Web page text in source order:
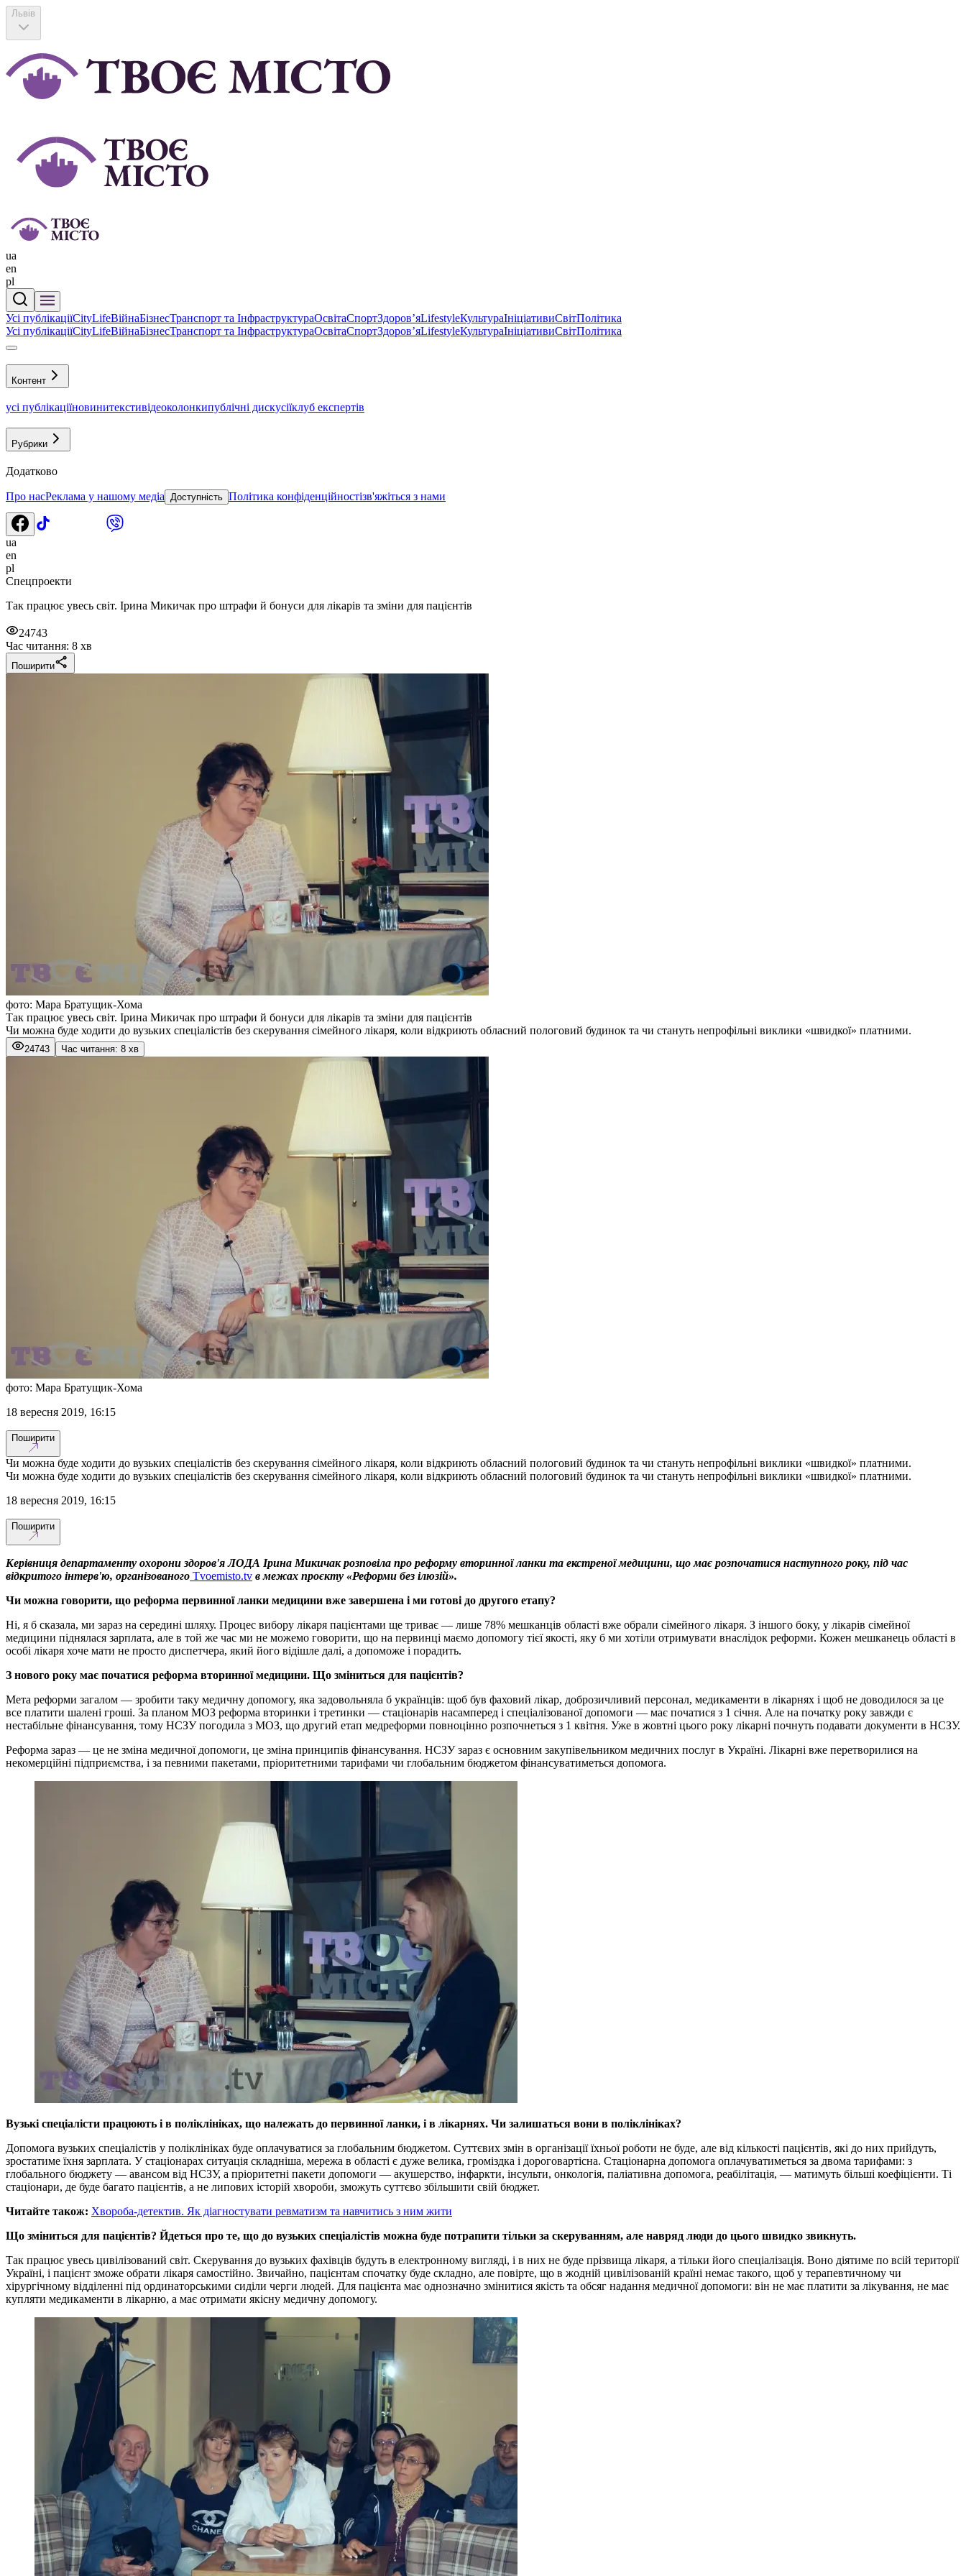
Львів
ua
en
pl
Усі публікаціїCityLifeВійнаБізнесТранспорт та ІнфраструктураОсвітаСпортЗдоровʼяLifestyleКультураІніціативиСвітПолітика
Усі публікаціїCityLifeВійнаБізнесТранспорт та ІнфраструктураОсвітаСпортЗдоровʼяLifestyleКультураІніціативиСвітПолітика
Контент
усі публікаціїновинитекстивідеоколонкипублічні дискусіїклуб експертів
Рубрики
Додатково
Про насРеклама у нашому медіа Доступність Політика конфіденційностізв'яжіться з нами
ua
en
pl
Спецпроекти
Так працює увесь світ. Ірина Микичак про штрафи й бонуси для лікарів та зміни для пацієнтів
24743
Час читання: 8 хв
Поширити
фото: Мара Братущик-Хома
Так працює увесь світ. Ірина Микичак про штрафи й бонуси для лікарів та зміни для пацієнтів
Чи можна буде ходити до вузьких спеціалістів без скерування сімейного лікаря, коли відкриють обласний пологовий будинок та чи стануть непрофільні виклики «швидкої» платними.
24743 Час читання: 8 хв
фото: Мара Братущик-Хома
18 вересня 2019, 16:15
Поширити
Чи можна буде ходити до вузьких спеціалістів без скерування сімейного лікаря, коли відкриють обласний пологовий будинок та чи стануть непрофільні виклики «швидкої» платними.
Чи можна буде ходити до вузьких спеціалістів без скерування сімейного лікаря, коли відкриють обласний пологовий будинок та чи стануть непрофільні виклики «швидкої» платними.
18 вересня 2019, 16:15
Поширити
Керівниця департаменту охорони здоров'я ЛОДА Ірина Микичак розповіла про реформу вторинної ланки та екстреної медицини, що має розпочатися наступного року, під час
відкритого інтерв'ю, організованого Tvoemisto.tv в межах проєкту «Реформи без ілюзій».
Чи можна говорити, що реформа первинної ланки медицини вже завершена і ми готові до другого етапу?
Ні, я б сказала, ми зараз на середині шляху. Процес вибору лікаря пацієнтами ще триває — лише 78% мешканців області вже обрали сімейного лікаря. З іншого боку, у лікарів сімейної
медицини піднялася зарплата, але в той же час ми не можемо говорити, що на первинці маємо допомогу тієї якості, яку б ми хотіли отримувати внаслідок реформи. Кожен мешканець області в
особі лікаря хоче мати не просто диспетчера, який його відішле далі, а допоможе і порадить.
З нового року має початися реформа вторинної медицини. Що зміниться для пацієнтів?
Мета реформи загалом — зробити таку медичну допомогу, яка задовольняла б українців: щоб був фаховий лікар, доброзичливий персонал, медикаменти в лікарнях і щоб не доводилося за це
все платити шалені гроші. За планом МОЗ реформа вторинки і третинки — стаціонарів насамперед і спеціалізованої допомоги — має початися з 1 січня. Але на початку року завжди є
нестабільне фінансування, тому НСЗУ погодила з МОЗ, що другий етап медреформи повноцінно розпочнеться з 1 квітня. Уже в жовтні цього року лікарні почнуть подавати документи в НСЗУ.
Реформа зараз — це не зміна медичної допомоги, це зміна принципів фінансування. НСЗУ зараз є основним закупівельником медичних послуг в Україні. Лікарні вже перетворилися на
некомерційні підприємства, і за певними пакетами, пріоритетними тарифами чи глобальним бюджетом фінансуватиметься допомога.
Вузькі спеціалісти працюють і в поліклініках, що належать до первинної ланки, і в лікарнях. Чи залишаться вони в поліклініках?
Допомога вузьких спеціалістів у поліклініках буде оплачуватися за глобальним бюджетом. Суттєвих змін в організації їхньої роботи не буде, але від кількості пацієнтів, які до них прийдуть,
зростатиме їхня зарплата. У стаціонарах ситуація складніша, мережа в області є дуже велика, громіздка і дороговартісна. Стаціонарна допомога оплачуватиметься за двома тарифами: з
глобального бюджету — авансом від НСЗУ, а пріоритетні пакети допомоги — акушерство, інфаркти, інсульти, онкологія, паліативна допомога, реабілітація, — матимуть більші коефіцієнти. Ті
стаціонари, де буде багато пацієнтів, а не липових історій хвороби, зможуть суттєво збільшити свій бюджет.
Читайте також: Хвороба-детектив. Як діагностувати ревматизм та навчитись з ним жити
Що зміниться для пацієнтів? Йдеться про те, що до вузьких спеціалістів можна буде потрапити тільки за скеруванням, але навряд люди до цього швидко звикнуть.
Так працює увесь цивілізований світ. Скерування до вузьких фахівців будуть в електронному вигляді, і в них не буде прізвища лікаря, а тільки його спеціалізація. Воно діятиме по всій території
Україні, і пацієнт зможе обрати лікаря самостійно. Звичайно, пацієнтам спочатку буде складно, але повірте, що в жодній цивілізованій країні немає такого, щоб у терапевтичному чи
хірургічному відділенні під ординаторськими сиділи черги людей. Для пацієнта має однозначно змінитися якість та обсяг надання медичної допомоги: він не має платити за лікування, не має
купляти медикаменти в лікарню, а має отримати якісну медичну допомогу.